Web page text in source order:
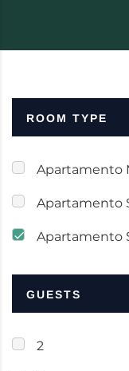
ROOM TYPE
Apartamento
Apartamento
Apartamento
GUESTS
2